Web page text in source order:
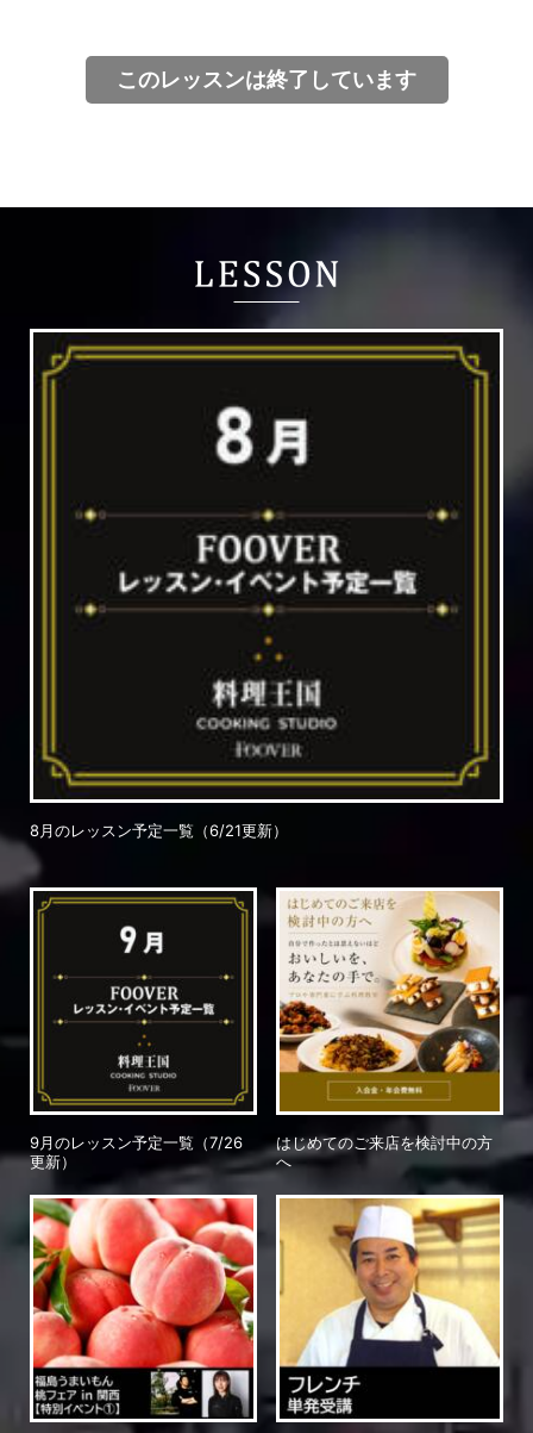
このレッスンは終了しています
8月のレッスン予定一覧（6/21更新）
9月のレッスン予定一覧（7/26
更新）
はじめてのご来店を検討中の方
へ